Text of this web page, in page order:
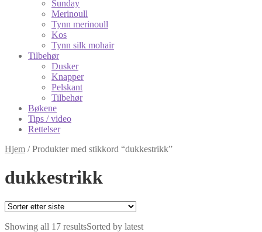
Sunday
Merinoull
Tynn merinoull
Kos
Tynn silk mohair
Tilbehør
Dusker
Knapper
Pelskant
Tilbehør
Bøkene
Tips / video
Rettelser
Hjem /Produkter med stikkord “dukkestrikk”
dukkestrikk
Showing all 17 resultsSorted by latest